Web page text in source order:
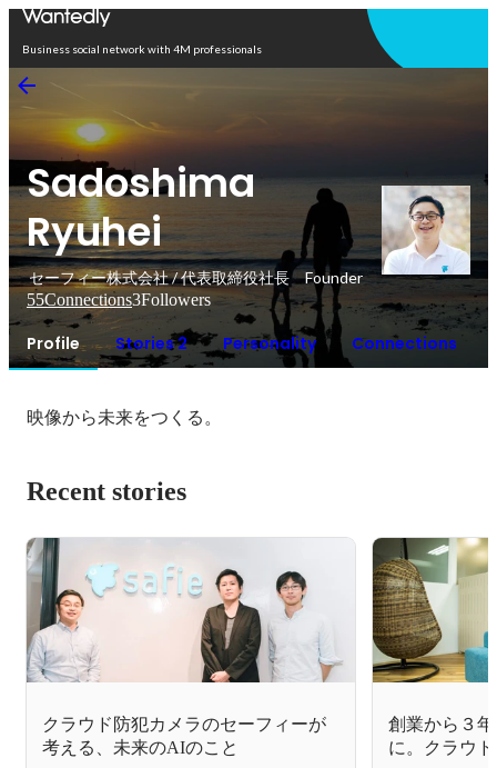
Business social network with 4M professionals
Sadoshima
Ryuhei
セーフィー株式会社 / 代表取締役社長 Founder
55Connections3Followers
Profile Stories 2 Personality Connections
映像から未来をつくる。
Recent stories
クラウド防犯カメラのセーフィーが
考える、未来のAIのこと
創業から３
に。クラウ